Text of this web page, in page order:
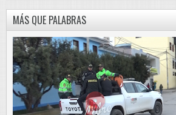
MÁS QUE PALABRAS